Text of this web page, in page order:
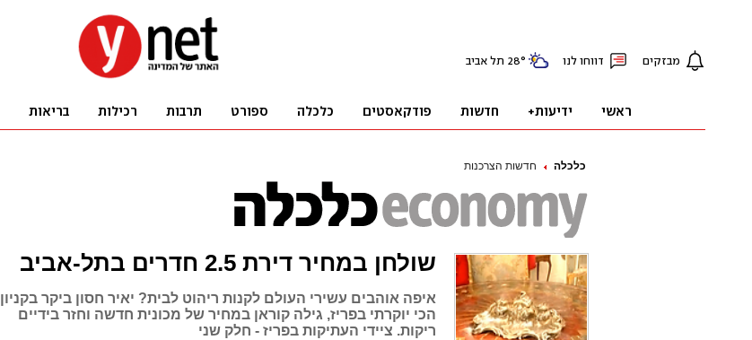
כלכלה חדשות הצרכנות
שולחן במחיר דירת 2.5 חדרים בתל-אביב
איפה אוהבים עשירי העולם לקנות ריהוט לבית? יאיר חסון ביקר בקניון
הכי יוקרתי בפריז, גילה קוראן במחיר של מכונית חדשה וחזר בידיים
ריקות. ציידי העתיקות בפריז - חלק שני